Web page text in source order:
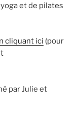
et de pilates
cliquant ici (pour
par Julie et